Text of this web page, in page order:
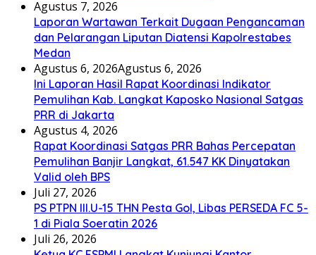
Agustus 7, 2026
Laporan Wartawan Terkait Dugaan Pengancaman
dan Pelarangan Liputan Diatensi Kapolrestabes
Medan
Agustus 6, 2026Agustus 6, 2026
Ini Laporan Hasil Rapat Koordinasi Indikator
Pemulihan Kab. Langkat Kaposko Nasional Satgas
PRR di Jakarta
Agustus 4, 2026
Rapat Koordinasi Satgas PRR Bahas Percepatan
Pemulihan Banjir Langkat, 61.547 KK Dinyatakan
Valid oleh BPS
Juli 27, 2026
PS PTPN III.U-15 THN Pesta Gol, Libas PERSEDA FC 5-
1 di Piala Soeratin 2026
Juli 26, 2026